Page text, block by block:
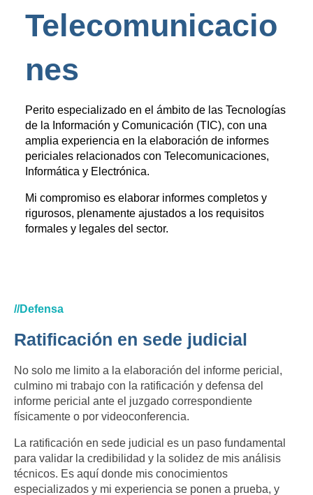
Telecomunicacio
nes
Perito especializado en el ámbito de las Tecnologías
de la Información y Comunicación (TIC), con una
amplia experiencia en la elaboración de informes
periciales relacionados con Telecomunicaciones,
Informática y Electrónica.
Mi compromiso es elaborar informes completos y
rigurosos, plenamente ajustados a los requisitos
formales y legales del sector.
//Defensa
Ratificación en sede judicial
No solo me limito a la elaboración del informe pericial,
culmino mi trabajo con la ratificación y defensa del
informe pericial ante el juzgado correspondiente
físicamente o por videoconferencia.
La ratificación en sede judicial es un paso fundamental
para validar la credibilidad y la solidez de mis análisis
técnicos. Es aquí donde mis conocimientos
especializados y mi experiencia se ponen a prueba, y